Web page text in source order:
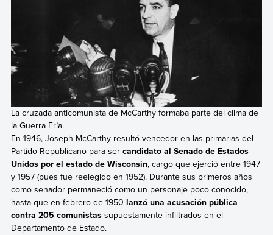
La cruzada anticomunista de McCarthy formaba parte del clima de
la Guerra Fría.
En 1946, Joseph McCarthy resultó vencedor en las primarias del
Partido Republicano para ser candidato al Senado de Estados
Unidos por el estado de Wisconsin, cargo que ejerció entre 1947
y 1957 (pues fue reelegido en 1952). Durante sus primeros años
como senador permaneció como un personaje poco conocido,
hasta que en febrero de 1950 lanzó una acusación pública
contra 205 comunistassupuestamente infiltrados en el
Departamento de Estado.